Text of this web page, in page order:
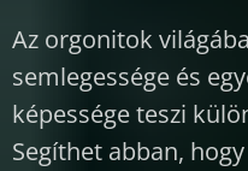
Az orgonitok
semlegessége és
képessége teszi
Segíthet abban,